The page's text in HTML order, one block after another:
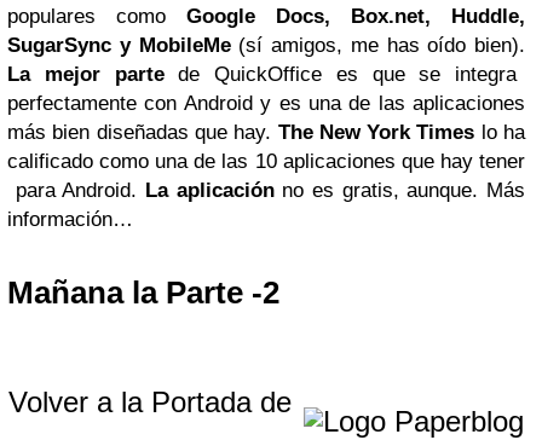
populares como Google Docs, Box.net, Huddle,
SugarSync y MobileMe(sí amigos, me has oído bien).
La mejor partede QuickOffice es que se integra
perfectamente con Android y es una de las aplicaciones
más bien diseñadas que hay. The New York Times lo ha
calificado como una de las 10 aplicaciones que hay tener
para Android. La aplicaciónno es gratis, aunque. Más
información…
Mañana la Parte -2
Volver a la Portada de